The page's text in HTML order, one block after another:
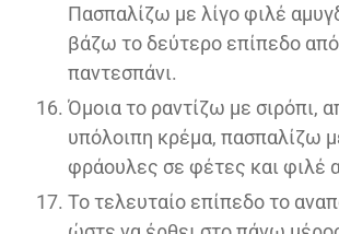
Πασπαλίζω με λίγο φιλέ
βάζω το δεύτερο επίπεδο
παντεσπάνι.
Όμοια το ραντίζω με σιρόπι,
υπόλοιπη κρέμα, πασπαλίζω
φράουλες σε φέτες και φιλέ
Το τελευταίο επίπεδο το